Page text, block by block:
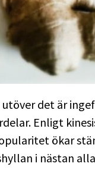
det är
Enligt
ökar
i nästan